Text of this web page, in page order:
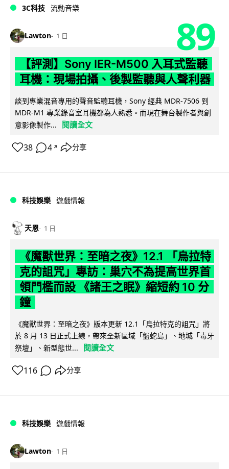
3C科技 流動音樂
Lawton 1 日 89
【評測】Sony IER-M500 入耳式監聽
耳機：現場拍攝、後製監聽與人聲利器
談到專業混音專用的聲音監聽耳機，Sony 經典 MDR-7506 到
MDR-M1 專業錄音室耳機都為人熟悉。而現在舞台製作者與創
意影像製作...
閱讀全文
38 4 ↗ 分享
科技娛樂 遊戲情報
天恩 1 日
《魔獸世界：至暗之夜》12.1 「烏拉特
克的詛咒」專訪：巢穴不為提高世界首
領門檻而設 《諸王之眠》縮短約 10 分
鐘
《魔獸世界：至暗之夜》版本更新 12.1「烏拉特克的詛咒」將
於 8 月 13 日正式上線，帶來全新區域「盤蛇島」、地城「毒牙
祭壇」、新型態世...
閱讀全文
116 分享
科技娛樂 遊戲情報
Lawton 1 日